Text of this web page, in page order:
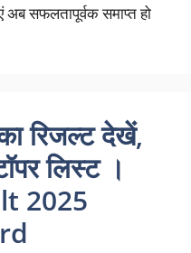
अब सफलतापूर्वक समाप्त हो
रिजल्ट देखें,
लिस्ट ।
2025